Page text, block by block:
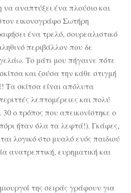
να αναπτύξει ένα πλούσιο και
εικονογράφο Σωτήρη
ένα τρελό, σουρεαλιστικό
περιβάλλον που δε
Το μάτι μου πήγαινε πότε
και ζούσα την κάθε στιγμή
Τα σκίτσα είναι απόλυτα
λεπτομέρειες και πολύ
ο τρόπος που απεικονίστηκε ο
ήταν όλα τα λεφτά!). Γκάφες,
λογικό στο μυαλό ενός παιδιού
ανατρεπτική, ευρηματική και
της σειράς γράφουν για